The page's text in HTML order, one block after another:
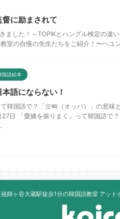
に励まされて
ました！～TOPIKとハングル検定の違
教室の自慢の先生たちをご紹介！〜ヘ
国語絵本
語にならない！
韓国語で？「오빠（オッパ）」の意味
日 「愛嬌を振りまく」って韓国語で？
師ヶ谷大蔵駅徒歩1分の韓国語教室 アッ